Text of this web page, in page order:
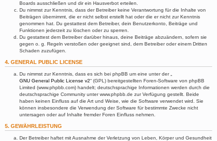
Boards ausschließen und dir ein Hausverbot erteilen.
Du nimmst zur Kenntnis, dass der Betreiber keine Verantwortung für die Inhalte von
Beiträgen übernimmt, die er nicht selbst erstellt hat oder die er nicht zur Kenntnis
genommen hat. Du gestattest dem Betreiber, dein Benutzerkonto, Beiträge und
Funktionen jederzeit zu löschen oder zu sperren.
Du gestattest dem Betreiber darüber hinaus, deine Beiträge abzuändern, sofern sie
gegen o. g. Regeln verstoßen oder geeignet sind, dem Betreiber oder einem Dritten
Schaden zuzufügen.
4. GENERAL PUBLIC LICENSE
Du nimmst zur Kenntnis, dass es sich bei phpBB um eine unter der „
GNU General Public License v2“ (GPL) bereitgestellten Foren-Software von phpBB
Limited (www.phpbb.com) handelt; deutschsprachige Informationen werden durch die
deutschsprachige Community unter www.phpbb.de zur Verfügung gestellt. Beide
haben keinen Einfluss auf die Art und Weise, wie die Software verwendet wird. Sie
können insbesondere die Verwendung der Software für bestimmte Zwecke nicht
untersagen oder auf Inhalte fremder Foren Einfluss nehmen.
5. GEWÄHRLEISTUNG
Der Betreiber haftet mit Ausnahme der Verletzung von Leben, Körper und Gesundheit